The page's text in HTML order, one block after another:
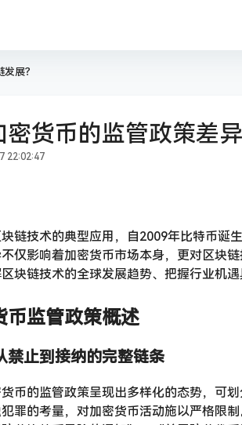
展？
货币的监管政策差
22:02:47
链技术的典型应用，自2009年比特币诞
仅影响着加密货币市场本身，更对区块
块链技术的全球发展趋势、把握行业机遇
币监管政策概述
禁止到接纳的完整链条
币的监管政策呈现出多样化的态势，可
罪的考量，对加密货币活动施以严格限